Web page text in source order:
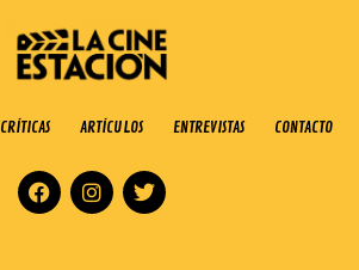
CRÍTICAS ARTÍCULOS ENTREVISTAS CONTACTO